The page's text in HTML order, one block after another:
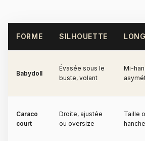
FORME SILHOUETTE
Babydoll
Évasée sous le
buste, volant
Mi-
Caraco
court
Droite, ajustée
ou oversize
Taille